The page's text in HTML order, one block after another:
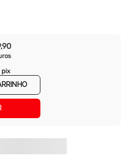
,90
pix